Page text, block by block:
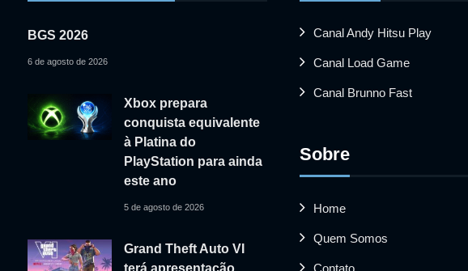
BGS 2026
6 de agosto de 2026
Xbox prepara
conquista equivalente
à Platina do
PlayStation para ainda
este ano
5 de agosto de 2026
Grand Theft Auto VI
terá apresentação
Canal Andy Hitsu Play
Canal Load Game
Canal Brunno Fast
Sobre
Home
Quem Somos
Contato